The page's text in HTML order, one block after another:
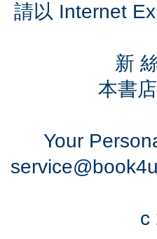
請以 Internet
新
本書
Your
c